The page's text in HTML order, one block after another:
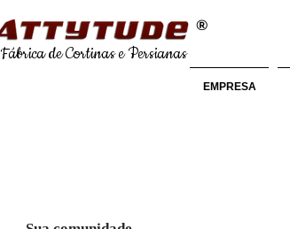
Fábrica de Cortinas e Persianas
®
EMPRESA